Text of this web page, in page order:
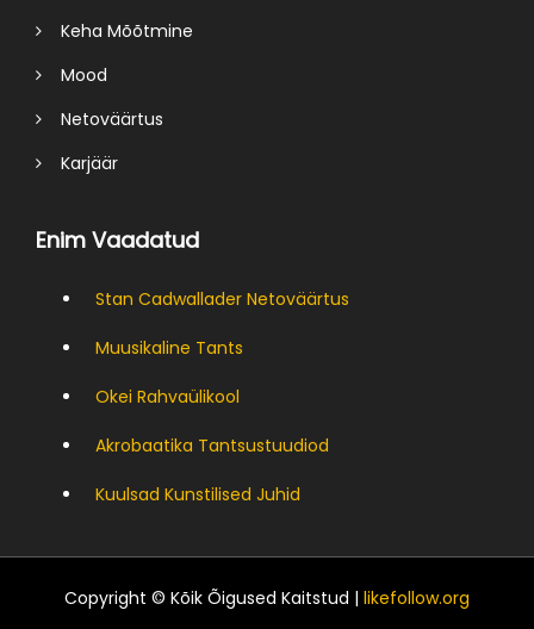
Keha Mõõtmine
Mood
Netoväärtus
Karjäär
Enim Vaadatud
Stan Cadwallader Netoväärtus
Muusikaline Tants
Okei Rahvaülikool
Akrobaatika Tantsustuudiod
Kuulsad Kunstilised Juhid
Copyright © Kõik Õigused Kaitstud | likefollow.org